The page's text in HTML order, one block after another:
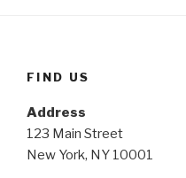
FIND US
Address
123 Main Street
New York, NY 10001